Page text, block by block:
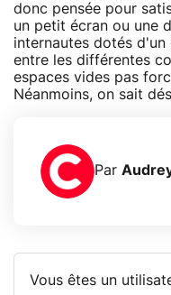
donc pensée pour
un petit écran ou une
internautes dotés
entre les différentes
espaces vides pas
Néanmoins, on sait
Par
Vous êtes un